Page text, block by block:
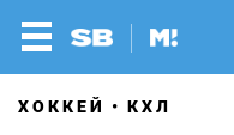
ХОККЕЙ КХЛ